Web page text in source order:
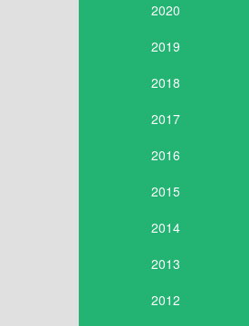
2020
2019
2018
2017
2016
2015
2014
2013
2012